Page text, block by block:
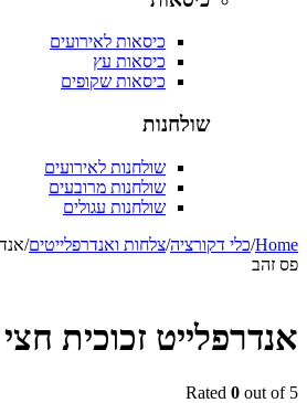
כיסאות לאירועים
כיסאות עץ
כיסאות שקופים
שולחנות
שולחנות לאירועים
שולחנות מרובעים
שולחנות עגולים
/כלי דקורציה/צלחות ואנדרפלייטים/
זכוכית חצי
Rated0